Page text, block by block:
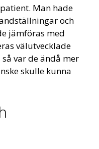
Man hade
och
jämföras med
välutvecklade
var de ändå mer
skulle kunna